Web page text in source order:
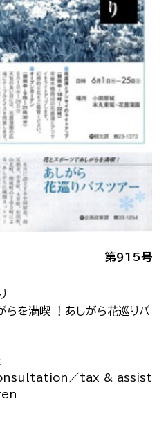
第915号
を満喫 ！あしがら花巡りバ
／tax & assist